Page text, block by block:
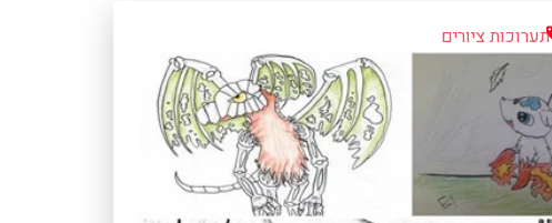
תערוכות ציורים